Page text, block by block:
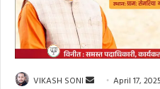
VIKASH SONI
Send April 17, 2025